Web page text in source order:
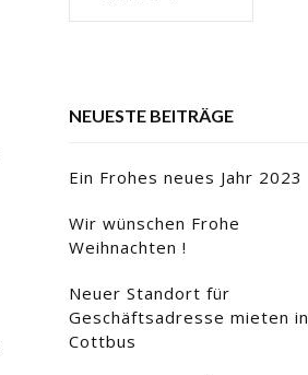
NEUESTE BEITRÄGE
Ein Frohes neues Jahr 2023
Wir wünschen Frohe
Weihnachten !
Neuer Standort für
Geschäftsadresse mieten in
Cottbus